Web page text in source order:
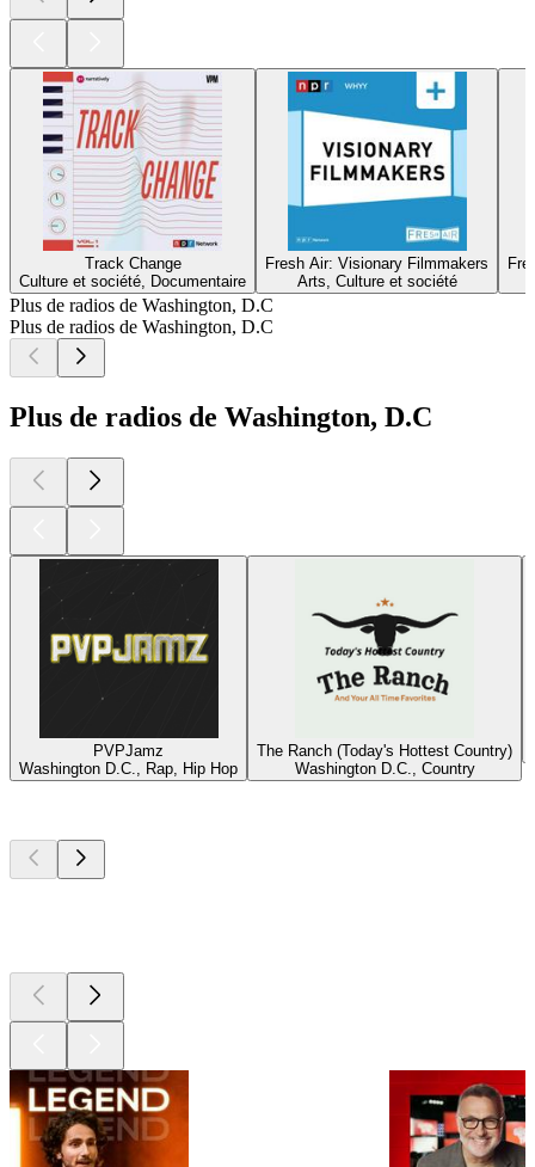
Track Change
Culture et société, Documentaire
Fresh Air: Visionary Filmmakers
Arts, Culture et société
Plus de radios de Washington, D.C
Plus de radios de Washington, D.C
Plus de radios de Washington, D.C
PVPJamz
Washington D.C., Rap, Hip Hop
The Ranch (Today's Hottest Country)
Washington D.C., Country